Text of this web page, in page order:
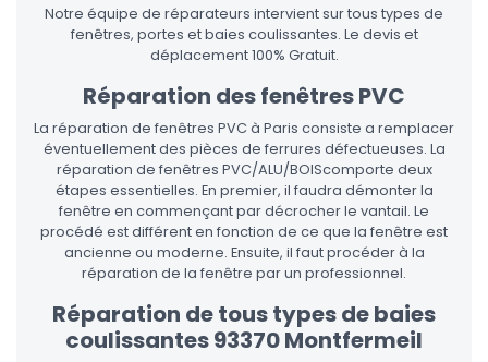
Notre équipe de réparateurs intervient sur tous types de
fenêtres, portes et baies coulissantes. Le devis et
déplacement 100% Gratuit.
Réparation des fenêtres PVC
La réparation de fenêtres PVC à Paris consiste a remplacer
éventuellement des pièces de ferrures défectueuses. La
réparation de fenêtres PVC/ALU/BOIScomporte deux
étapes essentielles. En premier, il faudra démonter la
fenêtre en commençant par décrocher le vantail. Le
procédé est différent en fonction de ce que la fenêtre est
ancienne ou moderne. Ensuite, il faut procéder à la
réparation de la fenêtre par un professionnel.
Réparation de tous types de baies
coulissantes 93370 Montfermeil